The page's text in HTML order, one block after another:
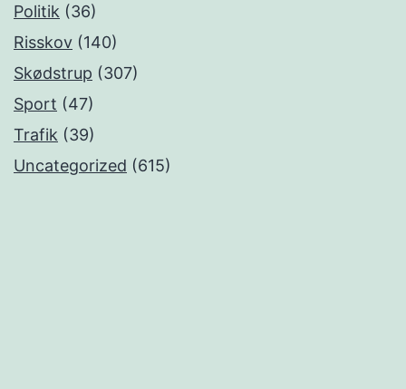
Politik (36)
Risskov (140)
Skødstrup (307)
Sport (47)
Trafik (39)
Uncategorized (615)